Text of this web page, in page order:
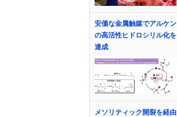
安価な金属触媒でアルケン
の高活性ヒドロシリル化を
達成
メソリティック開裂を経由